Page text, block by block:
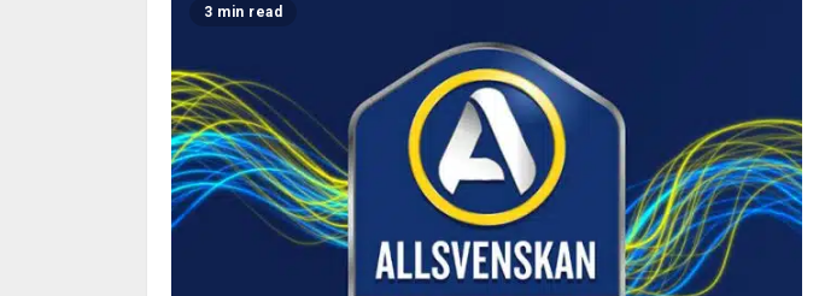
3 min read